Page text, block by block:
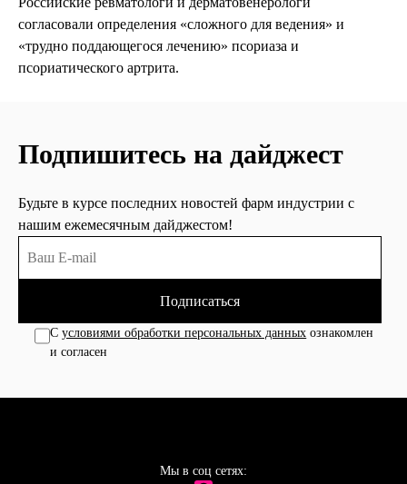
согласовали определения «сложного для ведения» и
«трудно поддающегося лечению» псориаза и
псориатического артрита.
Подпишитесь на дайджест
Будьте в курсе последних новостей фарм индустрии с
нашим ежемесячным дайджестом!
Подписаться
Сусловиями обработки персональных данных ознакомлен
и согласен
Мы в соц сетях: